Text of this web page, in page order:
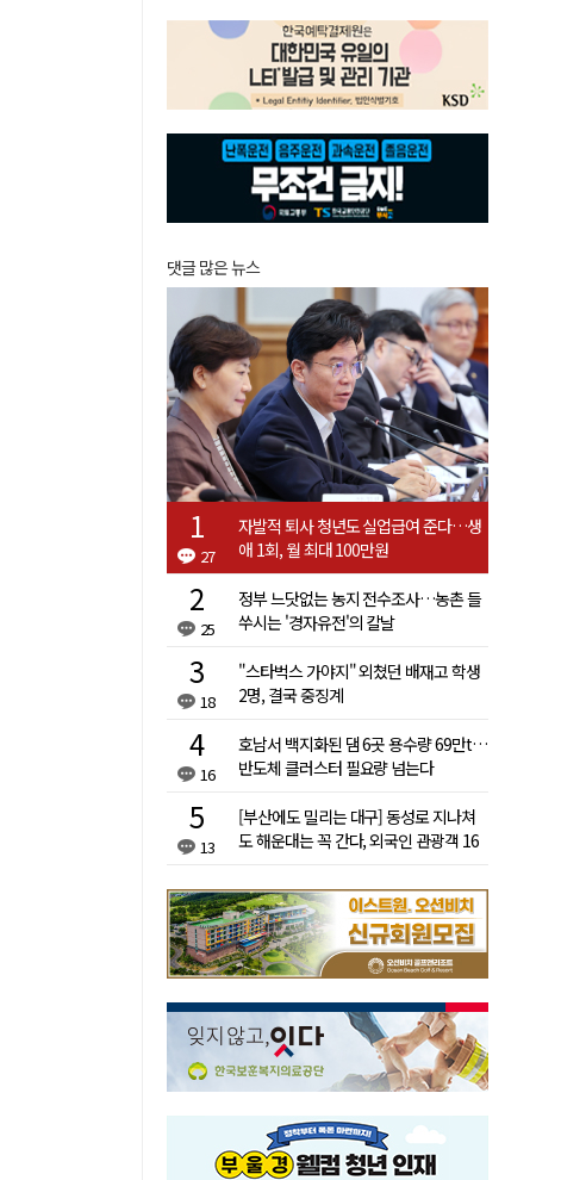
댓글 많은 뉴스
27
자발적 퇴사 청년도 실업급여 준다…생
애 1회, 월 최대 100만원
25
정부 느닷없는 농지 전수조사…농촌 들
쑤시는 '경자유전'의 칼날
18
"스타벅스 가야지" 외쳤던 배재고 학생
2명, 결국 중징계
16
호남서 백지화된 댐 6곳 용수량 69만t…
반도체 클러스터 필요량 넘는다
13
[부산에도 밀리는 대구] 동성로 지나쳐
도 해운대는 꼭 간다, 외국인 관광객 16